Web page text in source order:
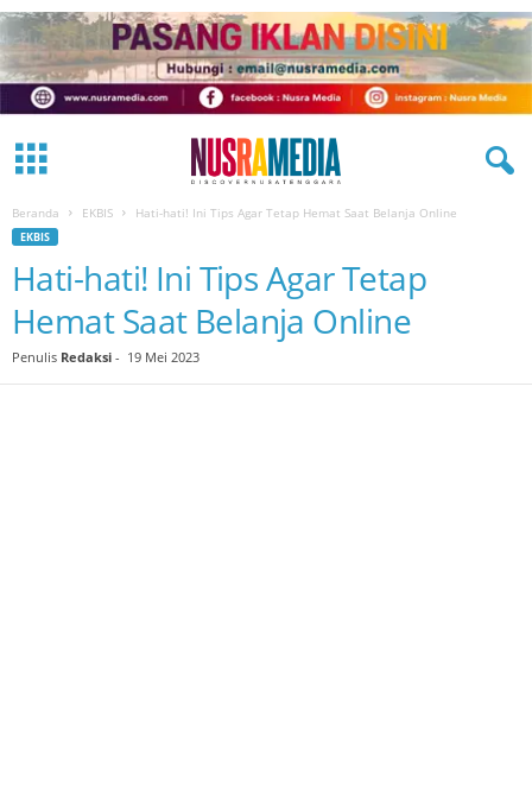
Beranda EKBIS Hati-hati! Ini Tips Agar Tetap Hemat Saat Belanja Online
EKBIS
Hati-hati! Ini Tips Agar Tetap
Hemat Saat Belanja Online
Penulis Redaksi - 19 Mei 2023